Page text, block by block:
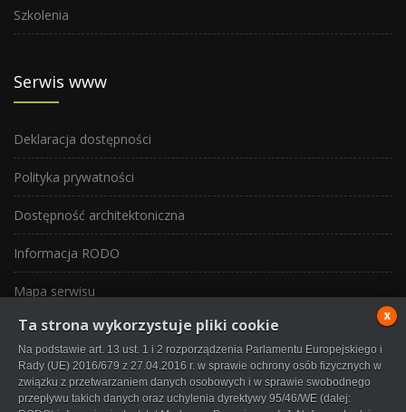
Szkolenia
Serwis www
Deklaracja dostępności
Polityka prywatności
Dostępność architektoniczna
Informacja RODO
Mapa serwisu
Redakcja serwisu
Ta strona wykorzystuje pliki cookie
Na podstawie art. 13 ust. 1 i 2 rozporządzenia Parlamentu Europejskiego i
Rady (UE) 2016/679 z 27.04.2016 r. w sprawie ochrony osób fizycznych w
związku z przetwarzaniem danych osobowych i w sprawie swobodnego
przepływu takich danych oraz uchylenia dyrektywy 95/46/WE (dalej:
x